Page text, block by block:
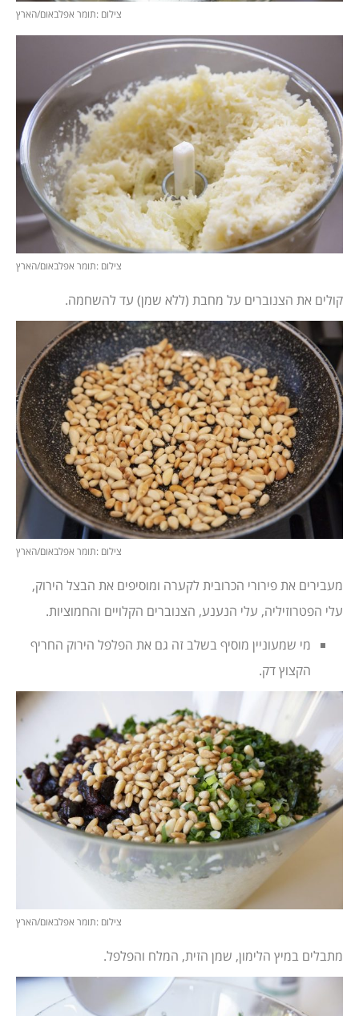
צילום :תומר אפלבאום/הארץ
צילום :תומר אפלבאום/הארץ
קולים את הצנוברים על מחבת (ללא שמן) עד להשחמה.
צילום :תומר אפלבאום/הארץ
מעבירים את פירורי הכרובית לקערה ומוסיפים את הבצל הירוק,
עלי הפטרוזיליה, עלי הנענע, הצנוברים הקלויים והחמוציות.
מי שמעוניין מוסיף בשלב זה גם את הפלפל הירוק החריף
הקצוץ דק.
צילום :תומר אפלבאום/הארץ
מתבלים במיץ הלימון, שמן הזית, המלח והפלפל.